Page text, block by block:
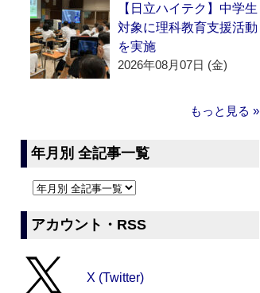
【日立ハイテク】中学生
対象に理科教育支援活動
を実施
2026年08月07日 (金)
もっと見る »
年月別 全記事一覧
アカウント・RSS
X (Twitter)